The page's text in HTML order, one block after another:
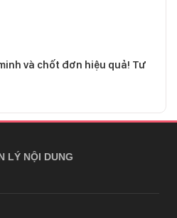
và chốt đơn hiệu quả! Tư
LÝ NỘI DUNG